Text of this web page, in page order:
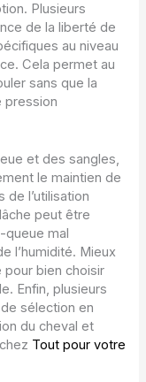
Plusieurs
de la liberté de
au niveau
Cela permet au
sans que la
pression
et des sangles,
le maintien de
de l’utilisation
peut être
queue mal
l’humidité. Mieux
bien choisir
Enfin, plusieurs
sélection en
du cheval et
Tout pour votre